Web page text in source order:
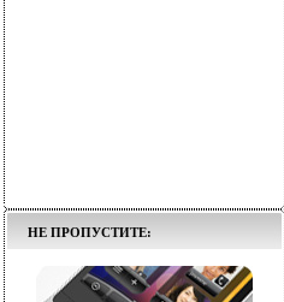
НЕ ПРОПУСТИТЕ: